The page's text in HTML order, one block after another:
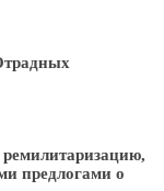
предлогами о